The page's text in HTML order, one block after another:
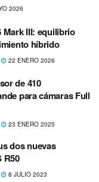
2026
Mark III: equilibrio
híbrido
22 ENERO 2026
de 410
para cámaras Full
23 ENERO 2025
dos nuevas
R50
8 JULIO 2023